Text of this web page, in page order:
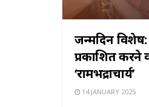
जन्मदिन
प्रकाशित करने
‘रामभद्राचार्य’
14 JANUARY 2025